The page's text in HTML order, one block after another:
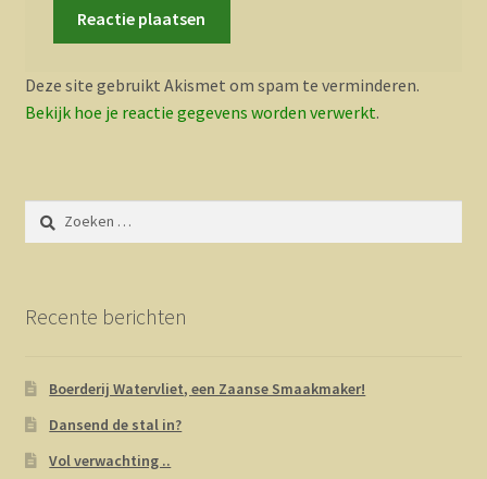
Deze site gebruikt Akismet om spam te verminderen.
Bekijk hoe je reactie gegevens worden verwerkt.
Zoeken
naar:
Recente berichten
Boerderij Watervliet, een Zaanse Smaakmaker!
Dansend de stal in?
Vol verwachting ..